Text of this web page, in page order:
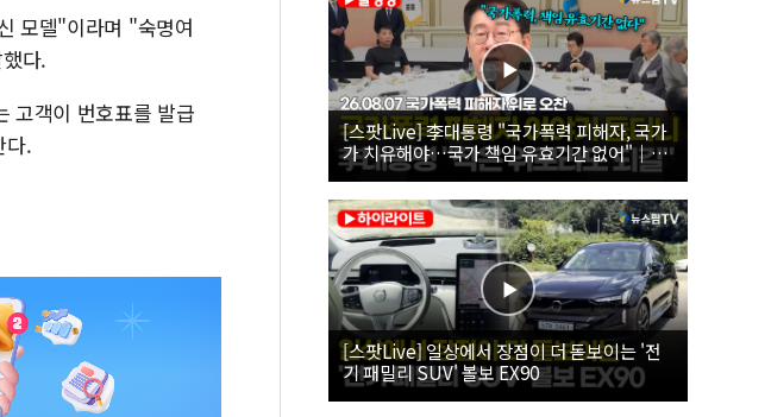
모델"이라며 "숙명여
다.
고객이 번호표를 발급
다.
[스팟Live] 李대통령 "국가폭력 피해자, 국가
가 치유해야…국가 책임 유효기간 없어"｜
26.08.07 국가폭력 피해자 위로 오찬
[스팟Live] 일상에서 장점이 더 돋보이는 '전
기 패밀리 SUV' 볼보 EX90